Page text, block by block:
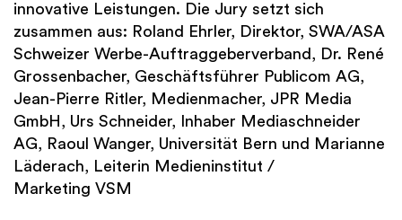
innovative Leistungen. Die Jury setzt sich
zusammen aus: Roland Ehrler, Direktor, SWA/ASA
Schweizer Werbe-Auftraggeberverband, Dr. René
Grossenbacher, Geschäftsführer Publicom AG,
Jean-Pierre Ritler, Medienmacher, JPR Media
GmbH, Urs Schneider, Inhaber Mediaschneider
AG, Raoul Wanger, Universität Bern und Marianne
Läderach, Leiterin Medieninstitut /
Marketing VSM